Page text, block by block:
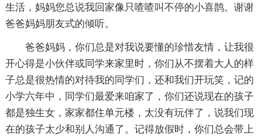
生活，妈妈您总说我回家像只喳喳叫不停的小喜鹊。谢谢
爸爸妈妈朋友式的倾听。
爸爸妈妈，你们总是对我说要懂的珍惜友情，让我很
开心得是小伙伴或同学来家里时，你们从不摆着大人的样
子总是很热情的对待我的同学们，还和我们开玩笑，记的
小学六年中，同学们最爱来咱家了，你们还说现在的孩子
都是独生女，家家都住单元楼，太没有玩伴了，说我们现
在的孩子太少和别人沟通了。记得放假时，你们总会带上